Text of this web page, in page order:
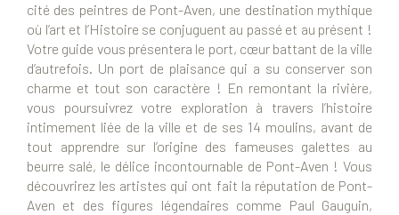
cité des peintres de Pont-Aven, une destination mythique
où l’art et l’Histoire se conjuguent au passé et au présent !
Votre guide vous présentera le port, cœur battant de la ville
d’autrefois. Un port de plaisance qui a su conserver son
charme et tout son caractère ! En remontant la rivière,
vous poursuivrez votre exploration à travers l’histoire
intimement liée de la ville et de ses 14 moulins, avant de
tout apprendre sur l’origine des fameuses galettes au
beurre salé, le délice incontournable de Pont-Aven ! Vous
découvrirez les artistes qui ont fait la réputation de Pont-
Aven et des figures légendaires comme Paul Gauguin,